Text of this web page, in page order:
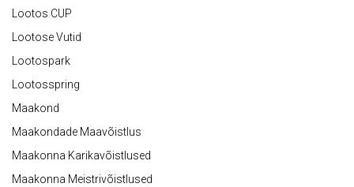
Lootos CUP
Lootose Vutid
Lootospark
Lootosspring
Maakond
Maakondade Maavõistlus
Maakonna Karikavõistlused
Maakonna Meistrivõistlused